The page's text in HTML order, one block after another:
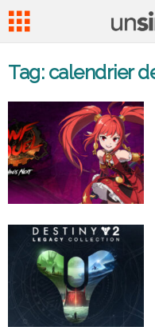
Tag: calendrier